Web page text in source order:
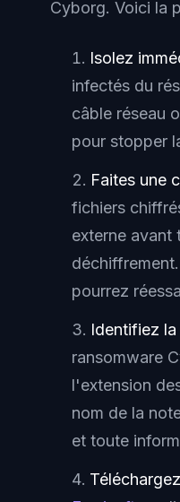
Cyborg. Voici la
Isolez
infectés du
câble réseau
pour stopper
Faites une
fichiers
externe avant
pourrez
Identifiez
ransomware
l'extension
nom de la
et toute